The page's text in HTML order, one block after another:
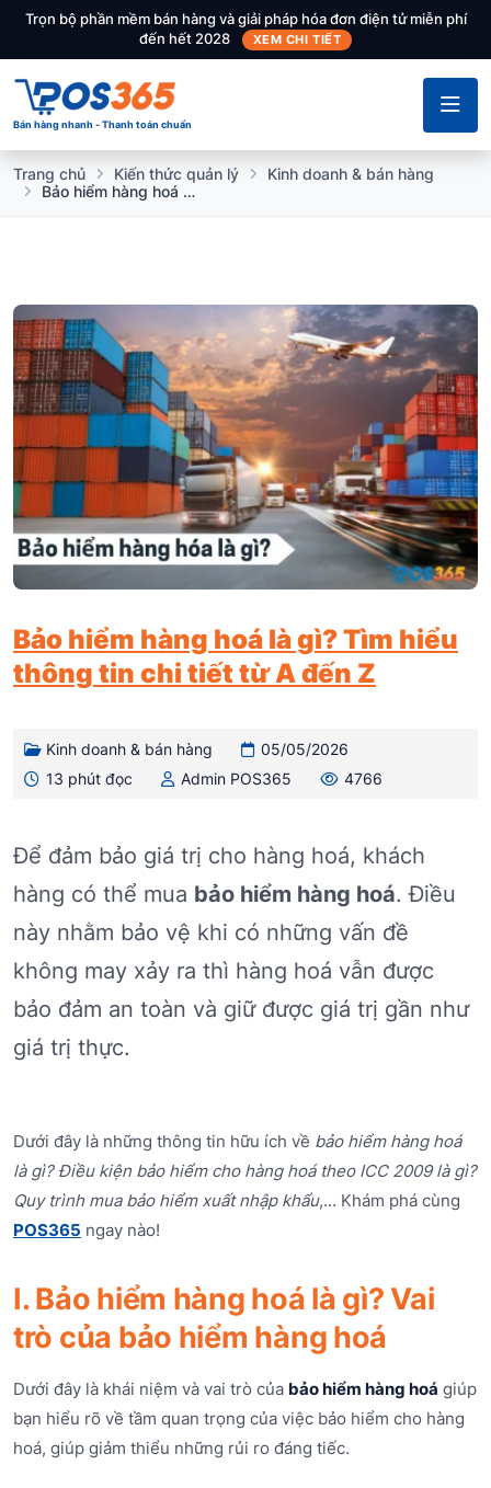
Trọn bộ phần mềm bán hàng và giải pháp hóa đơn điện tử miễn phí
đến hết 2028
XEM CHI TIẾT
Bán hàng nhanh - Thanh toán chuẩn
Trang chủ Kiến thức quản lý
Kinh doanh & bán hàng
Bảo hiểm hàng hoá là gì? Tìm hiểu thông tin chi tiết từ A đến Z
Bảo hiểm hàng hoá là gì? Tìm hiểu
thông tin chi tiết từ A đến Z
Kinh doanh & bán hàng
05/05/2026
13 phút đọc
Admin POS365 4766
Để đảm bảo giá trị cho hàng hoá, khách
hàng có thể mua bảo hiểm hàng hoá. Điều
này nhằm bảo vệ khi có những vấn đề
không may xảy ra thì hàng hoá vẫn được
bảo đảm an toàn và giữ được giá trị gần như
giá trị thực.
Dưới đây là những thông tin hữu ích về bảo hiểm hàng hoá
là gì? Điều kiện bảo hiểm cho hàng hoá theo ICC 2009 là gì?
Quy trình mua bảo hiểm xuất nhập khẩu,... Khám phá cùng
POS365 ngay nào!
I. Bảo hiểm hàng hoá là gì? Vai
trò của bảo hiểm hàng hoá
Dưới đây là khái niệm và vai trò của bảo hiểm hàng hoá giúp
bạn hiểu rõ về tầm quan trọng của việc bảo hiểm cho hàng
hoá, giúp giảm thiểu những rủi ro đáng tiếc.